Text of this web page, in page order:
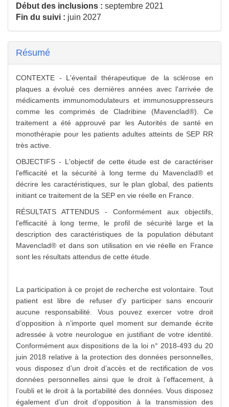
Début des inclusions : septembre 2021
Fin du suivi : juin 2027
Résumé
CONTEXTE - L'éventail thérapeutique de la sclérose en
plaques a évolué ces dernières années avec l'arrivée de
médicaments immunomodulateurs et immunosuppresseurs
comme les comprimés de Cladribine (Mavenclad®). Ce
traitement a été approuvé par les Autorités de santé en
monothérapie pour les patients adultes atteints de SEP RR
très active.
OBJECTIFS - L'objectif de cette étude est de caractériser
l'efficacité et la sécurité à long terme du Mavenclad® et
décrire les caractéristiques, sur le plan global, des patients
initiant ce traitement de la SEP en vie réelle en France.
RÉSULTATS ATTENDUS - Conformément aux objectifs,
l'efficacité à long terme, le profil de sécurité large et la
description des caractéristiques de la population débutant
Mavenclad® et dans son utilisation en vie réelle en France
sont les résultats attendus de cette étude.
La participation à ce projet de recherche est volontaire. Tout
patient est libre de refuser d’y participer sans encourir
aucune responsabilité. Vous pouvez exercer votre droit
d’opposition à n’importe quel moment sur demande écrite
adressée à votre neurologue en justifiant de votre identité.
Conformément aux dispositions de la loi n° 2018-493 du 20
juin 2018 relative à la protection des données personnelles,
vous disposez d’un droit d’accès et de rectification de vos
données personnelles ainsi que le droit à l’effacement, à
l’oubli et le droit à la portabilité des données. Vous disposez
également d’un droit d’opposition à la transmission des